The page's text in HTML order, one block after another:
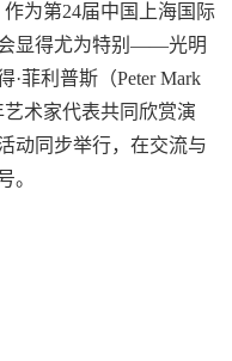
为第24届中国上海国际
显得尤为特别——光明
菲利普斯（Peter Mark
术家代表共同欣赏演
动同步举行，在交流与
。